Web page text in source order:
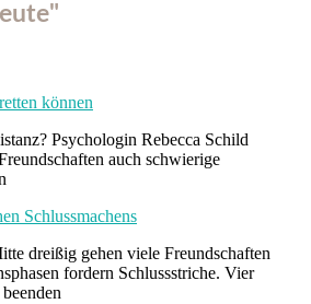
können
Psychologin Rebecca Schild
auch schwierige
Schlussmachens
dreißig gehen viele Freundschaften
fordern Schlussstriche. Vier